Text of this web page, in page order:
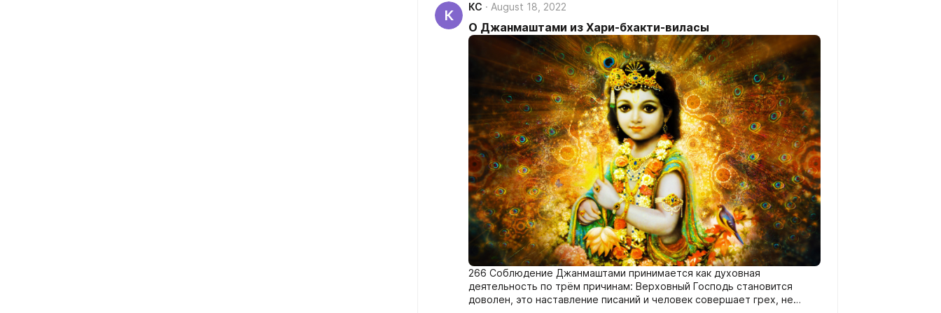
К
КС August 18, 2022
О Джанмаштами из Хари-бхакти-виласы
266 Соблюдение Джанмаштами принимается как духовная
деятельность по трём причинам: Верховный Господь становится
доволен, это наставление писаний и человек совершает грех, не